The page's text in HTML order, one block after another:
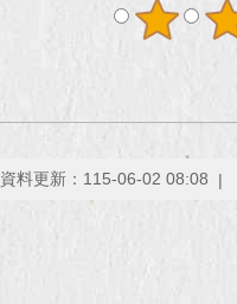
資料更新：115-06-02 08:08